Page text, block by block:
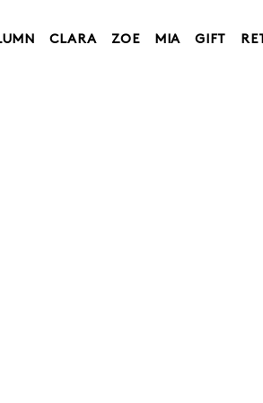
CLARA ZOE MIA GIFT